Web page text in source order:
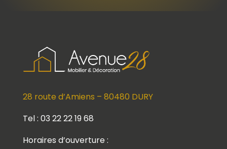
28 route d’Amiens – 80480 DURY
Tel : 03 22 22 19 68
Horaires d’ouverture :